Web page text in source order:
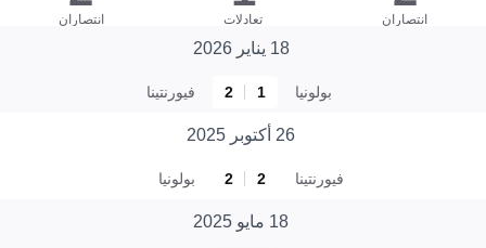
انتصاران تعادلات انتصاران
18 يناير 2026
بولونيا 1
2 فيورنتينا
26 أكتوبر 2025
فيورنتينا 2
2 بولونيا
18 مايو 2025